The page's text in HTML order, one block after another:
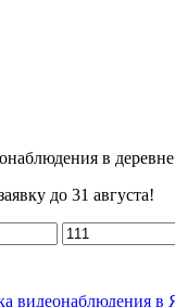
в
до 31 августа!
видеонаблюдения в